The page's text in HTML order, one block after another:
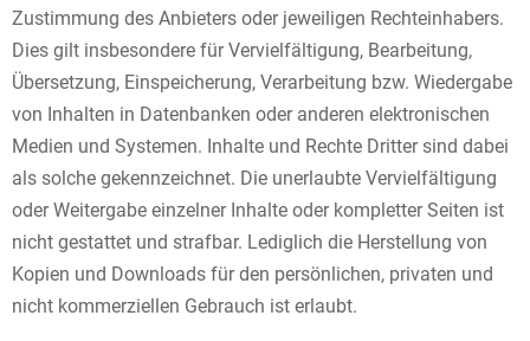
Zustimmung des Anbieters oder jeweiligen Rechteinhabers.
Dies gilt insbesondere für Vervielfältigung, Bearbeitung,
Übersetzung, Einspeicherung, Verarbeitung bzw. Wiedergabe
von Inhalten in Datenbanken oder anderen elektronischen
Medien und Systemen. Inhalte und Rechte Dritter sind dabei
als solche gekennzeichnet. Die unerlaubte Vervielfältigung
oder Weitergabe einzelner Inhalte oder kompletter Seiten ist
nicht gestattet und strafbar. Lediglich die Herstellung von
Kopien und Downloads für den persönlichen, privaten und
nicht kommerziellen Gebrauch ist erlaubt.